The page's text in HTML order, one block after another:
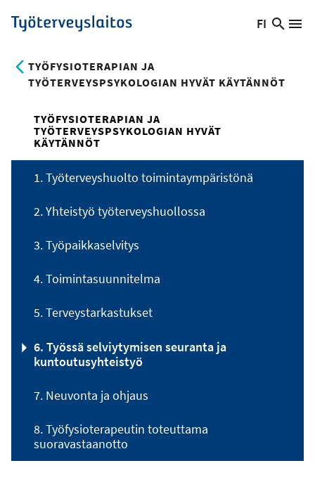
Hyppää
pääsisältöön
Työterveyslaitos
Vaihda
kieli:
FI
Hae
TYÖFYSIOTERAPIAN JA
TYÖTERVEYSPSYKOLOGIAN HYVÄT KÄYTÄNNÖT
TYÖFYSIOTERAPIAN JA
TYÖTERVEYSPSYKOLOGIAN HYVÄT
KÄYTÄNNÖT
1. Työterveyshuolto toimintaympäristönä
2. Yhteistyö työterveyshuollossa
3. Työpaikkaselvitys
4. Toimintasuunnitelma
5. Terveystarkastukset
6. Työssä selviytymisen seuranta ja
kuntoutusyhteistyö
7. Neuvonta ja ohjaus
8. Työfysioterapeutin toteuttama
suoravastaanotto